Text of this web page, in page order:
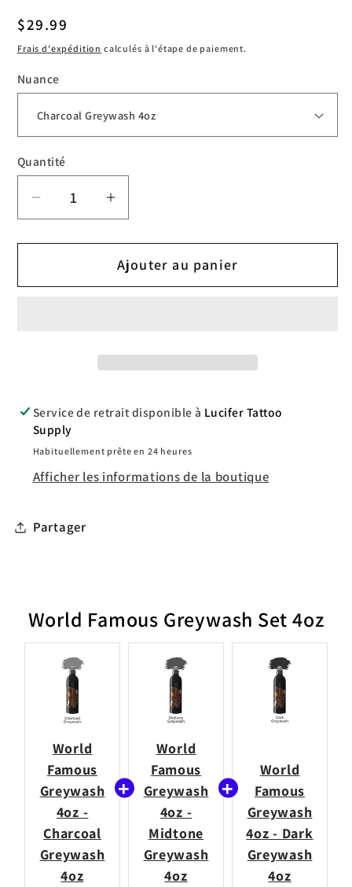
Prix
habituel
$29.99
Frais d'expédition calculés à l'étape de paiement.
Nuance
Quantité
Réduire
quantité
World
Augmenter
quantité
de
World
Ajouter au panier
Service de retrait disponible à Lucifer Tattoo
Supply
Habituellement prête en 24 heures
Afficher les informations de la boutique
Partager
World Famous Greywash Set 4oz
World
Famous
Greywash
4oz -
Charcoal
Greywash
4oz
World
Famous
Greywash
4oz -
Midtone
Greywash
4oz
World
Famous
Greywash
4oz - Dark
Greywash
4oz